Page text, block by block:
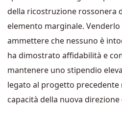
della ricostruzione rossonera
elemento marginale.
ammettere che nessuno è
ha dimostrato affidabilità e
mantenere uno stipendio
legato al progetto precedente
capacità della nuova